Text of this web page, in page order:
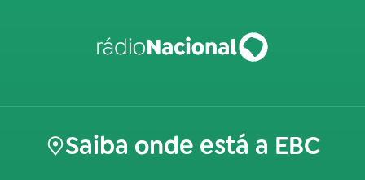
Saiba onde está a EBC